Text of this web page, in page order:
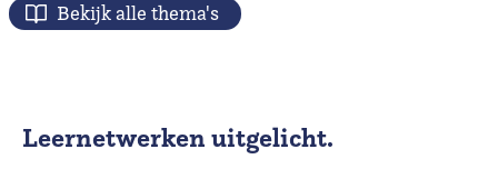
Bekijk alle thema's
Leernetwerken uitgelicht.